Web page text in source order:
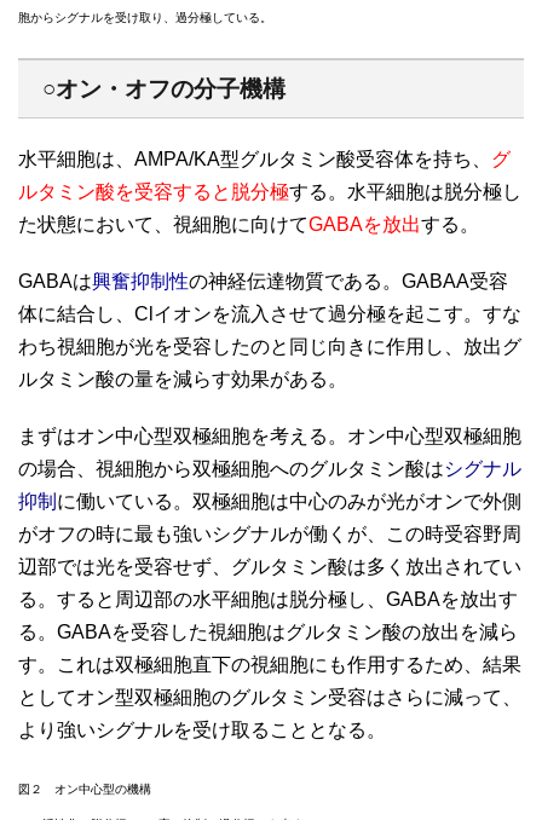
胞からシグナルを受け取り、過分極している。
○オン・オフの分子機構
水平細胞は、AMPA/KA型グルタミン酸受容体を持ち、 グ
ルタミン酸を受容すると脱分極する。水平細胞は脱分極し
た状態において、視細胞に向けてGABAを放出する。
GABAは興奮抑制性の神経伝達物質である。GABAA受容
体に結合し、Clイオンを流入させて過分極を起こす。すな
わち視細胞が光を受容したのと同じ向きに作用し、放出グ
ルタミン酸の量を減らす効果がある。
まずはオン中心型双極細胞を考える。オン中心型双極細胞
の場合、視細胞から双極細胞へのグルタミン酸はシグナル
抑制 に働いている。双極細胞は中心のみが光がオンで外側
がオフの時に最も強いシグナルが働くが、この時受容野周
辺部では光を受容せず、グルタミン酸は多く放出されてい
る。すると周辺部の水平細胞は脱分極し、GABAを放出す
る。GABAを受容した視細胞はグルタミン酸の放出を減ら
す。これは双極細胞直下の視細胞にも作用するため、結果
としてオン型双極細胞のグルタミン受容はさらに減って、
より強いシグナルを受け取ることとなる。
図２ オン中心型の機構